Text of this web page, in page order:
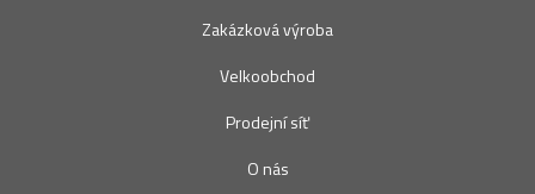
Zakázková výroba
Velkoobchod
Prodejní síť
O nás